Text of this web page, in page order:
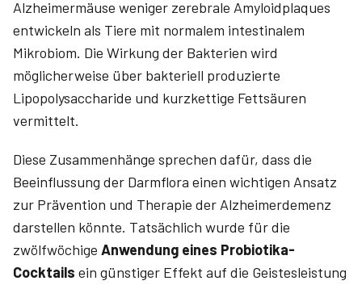
Alzheimermäuse weniger zerebrale Amyloidplaques
entwickeln als Tiere mit normalem intestinalem
Mikrobiom. Die Wirkung der Bakterien wird
möglicherweise über bakteriell produzierte
Lipopolysaccharide und kurzkettige Fettsäuren
vermittelt.
Diese Zusammenhänge sprechen dafür, dass die
Beeinflussung der Darmflora einen wichtigen Ansatz
zur Prävention und Therapie der Alzheimerdemenz
darstellen könnte. Tatsächlich wurde für die
zwölfwöchige Anwendung eines Probiotika-
Cocktails ein günstiger Effekt auf die Geistesleistung